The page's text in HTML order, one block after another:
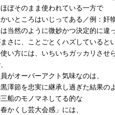
ぼそのまま使われている一方で
かいところはいじってある／例：奸
当然のように微妙かつ決定的に違
さに、ことごとくハズしているとい
い方には、いちいちガッカリさせ
がオーバーアクト気味なのは、
澤節を忠実に継承し過ぎた結果の
船のモノマネしてる的な
かくし芸大会感」には、